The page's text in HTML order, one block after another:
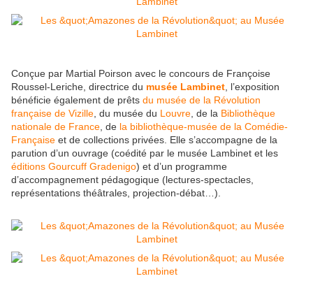
Conçue par Martial Poirson avec le concours de Françoise
Roussel-Leriche, directrice du musée Lambinet , l’exposition
bénéficie également de prêts du musée de la Révolution
française de Vizille , du musée du Louvre , de la Bibliothèque
nationale de France , de la bibliothèque-musée de la Comédie-
Française et de collections privées. Elle s’accompagne de la
parution d’un ouvrage (coédité par le musée Lambinet et les
éditions Gourcuff Gradenigo) et d’un programme
d’accompagnement pédagogique (lectures-spectacles,
représentations théâtrales, projection-débat…).